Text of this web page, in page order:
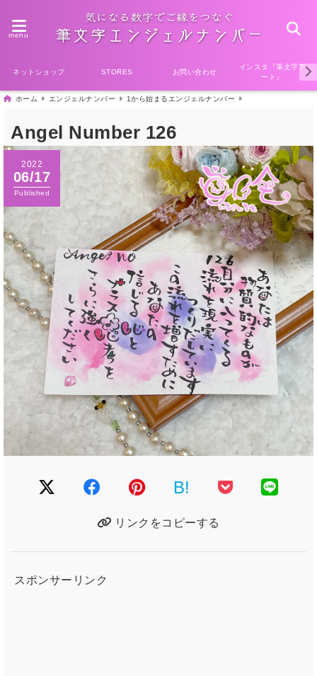
menu
ネットショップ STORES お問い合わせ
インスタ『筆文字ア
ート』
ホーム エンジェルナンバー 1から始まるエンジェルナンバー
Angel Number 126
2022
06/17
Published
B!
リンクをコピーする
スポンサーリンク